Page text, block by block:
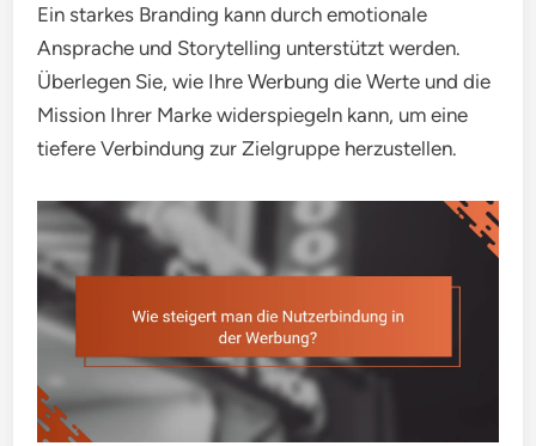
Ein starkes Branding kann durch emotionale
Ansprache und Storytelling unterstützt werden.
Überlegen Sie, wie Ihre Werbung die Werte und die
Mission Ihrer Marke widerspiegeln kann, um eine
tiefere Verbindung zur Zielgruppe herzustellen.